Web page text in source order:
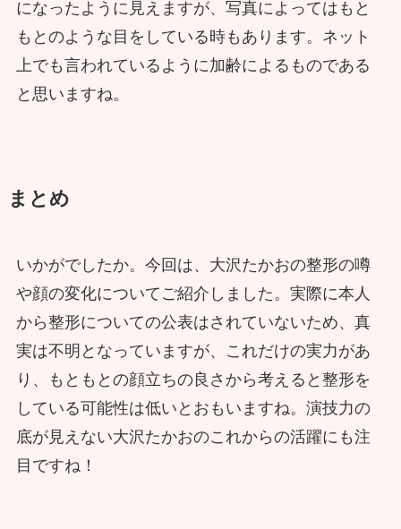
になったように見えますが、写真によってはもと
もとのような目をしている時もあります。ネット
上でも言われているように加齢によるものである
と思いますね。
まとめ
いかがでしたか。今回は、大沢たかおの整形の噂
や顔の変化についてご紹介しました。実際に本人
から整形についての公表はされていないため、真
実は不明となっていますが、これだけの実力があ
り、もともとの顔立ちの良さから考えると整形を
している可能性は低いとおもいますね。演技力の
底が見えない大沢たかおのこれからの活躍にも注
目ですね！